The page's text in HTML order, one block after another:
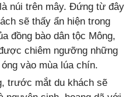
núi trên mây. Đứng từ đây
sẽ thấy ẩn hiện trong
đồng bào dân tộc Mông,
chiêm ngưỡng những
vào mùa lúa chín.
trước mắt du khách sẽ